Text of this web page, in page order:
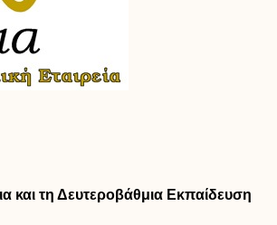
και τη Δευτεροβάθμια Εκπαίδευση